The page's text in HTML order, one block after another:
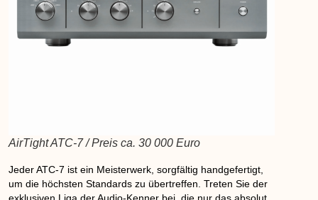
AirTight ATC-7 / Preis ca. 30 000 Euro
Jeder ATC-7 ist ein Meisterwerk, sorgfältig handgefertigt,
um die höchsten Standards zu übertreffen. Treten Sie der
exklusiven Liga der Audio-Kenner bei, die nur das absolut